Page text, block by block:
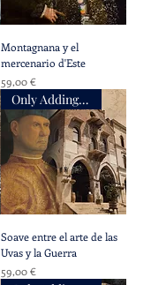
Montagnana y el
mercenario d'Este
Precio
59,00 €
Only Adding Accompaniment
Soave entre el arte de las
Uvas y la Guerra
Precio
59,00 €